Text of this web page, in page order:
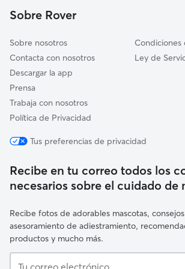
Matarrubia
Sobre Rover
Sobre nosotros
Contacta con nosotros
Descargar la app
Prensa
Trabaja con nosotros
Política de Privacidad
Condiciones
Ley de
Tus preferencias de privacidad
Recibe en tu correo todos los
necesarios sobre el cuidado de
Recibe fotos de adorables mascotas,
asesoramiento de adiestramiento,
productos y mucho más.